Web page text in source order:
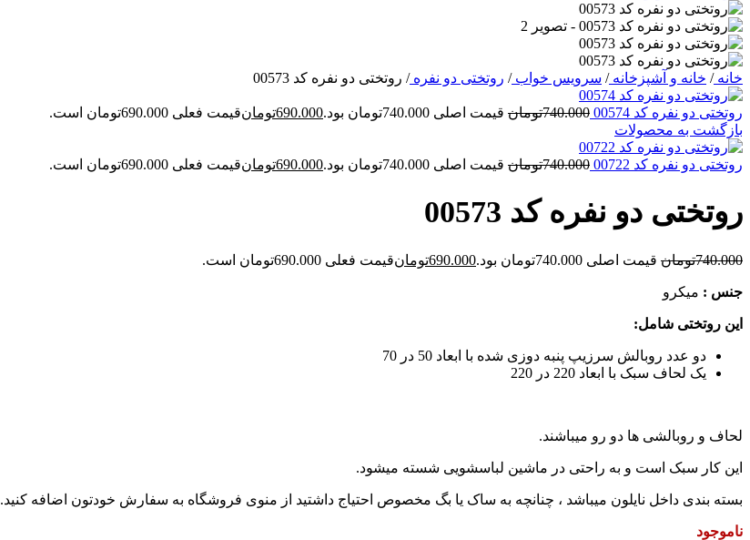
خانه/ خانه و آشپزخانه/ سرویس خواب/ روتختی دو نفره/ روتختی دو نفره کد 00573
روتختی دو نفره کد 00574 740.000تومان قیمت اصلی 740.000تومان بود. 690.000تومانقیمت فعلی 690.000تومان است.
بازگشت به محصولات
روتختی دو نفره کد 00722 740.000تومان قیمت اصلی 740.000تومان بود. 690.000تومانقیمت فعلی 690.000تومان است.
روتختی دو نفره کد 00573
740.000تومان قیمت اصلی 740.000تومان بود. 690.000تومانقیمت فعلی 690.000تومان است.
جنس : میکرو
این روتختی شامل:
دو عدد روبالش سرزیپ پنبه دوزی شده با ابعاد 50 در 70
یک لحاف سبک با ابعاد 220 در 220
لحاف و روبالشی ها دو رو میباشند.
این کار سبک است و به راحتی در ماشین لباسشویی شسته میشود.
بسته بندی داخل نایلون میباشد ، چنانچه به ساک یا بگ مخصوص احتیاج داشتید از منوی فروشگاه به سفارش خودتون اضافه کنید.
ناموجود